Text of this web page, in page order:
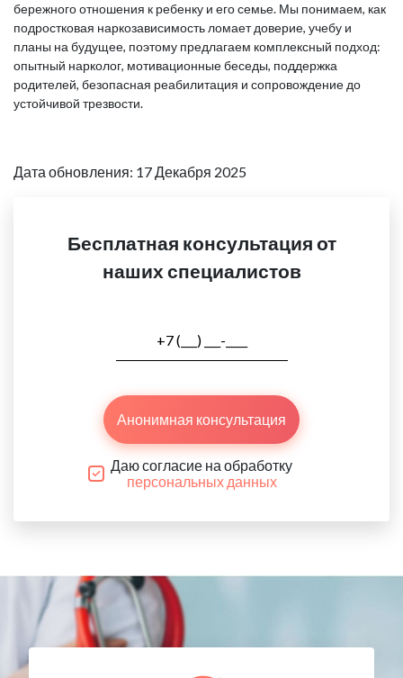
бережного отношения к ребенку и его семье. Мы понимаем, как
подростковая наркозависимость ломает доверие, учебу и
планы на будущее, поэтому предлагаем комплексный подход:
опытный нарколог, мотивационные беседы, поддержка
родителей, безопасная реабилитация и сопровождение до
устойчивой трезвости.
Дата обновления: 17 Декабря 2025
Бесплатная консультация от
наших специалистов
Анонимная консультация
Даю согласие на обработку
персональных данных